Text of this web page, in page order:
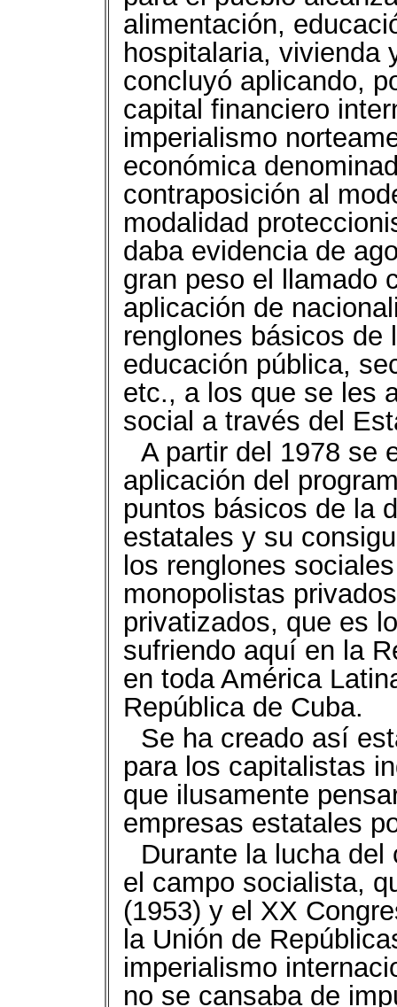
alimentación,
hospitalaria, vivienda
concluyó aplicando,
capital financiero
imperialismo
económica
contraposición al
modalidad
daba evidencia de
gran peso el llamado
aplicación de
renglones básicos
educación pública,
etc., a los que se les
social a través del
A partir del 1978 se
aplicación del
puntos básicos de la
estatales y su
los renglones
monopolistas
privatizados, que es
sufriendo aquí en la
en toda América
República de Cuba.
Se ha creado así
para los capitalistas
que ilusamente
empresas estatales
Durante la lucha
el campo socialista,
(1953) y el XX
la Unión de
imperialismo
no se cansaba de